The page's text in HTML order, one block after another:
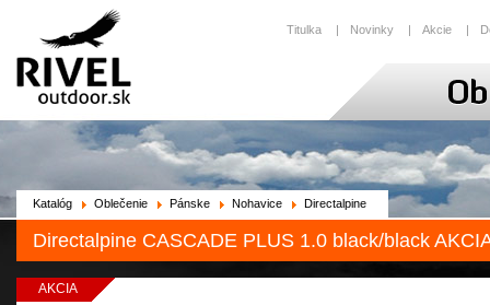
Titulka | Novinky | Akcie |
Katalóg Oblečenie Pánske Nohavice Directalpine
Directalpine CASCADE PLUS 1.0 black/black
AKCIA